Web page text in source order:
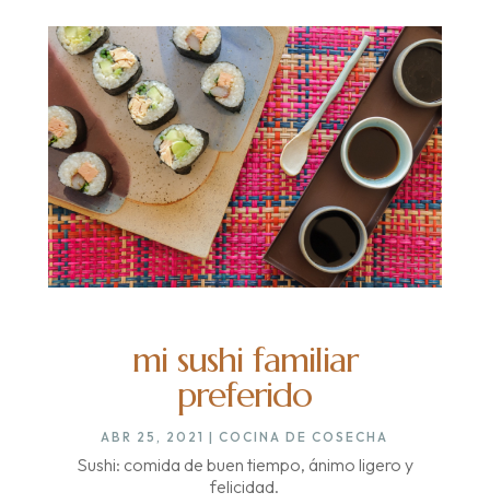
mi sushi familiar
preferido
ABR 25, 2021 |COCINA DE COSECHA
Sushi: comida de buen tiempo, ánimo ligero y
felicidad.